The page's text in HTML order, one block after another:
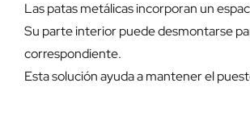
Las patas metálicas incorporan un
Su parte interior puede desmontarse
correspondiente.
Esta solución ayuda a mantener el